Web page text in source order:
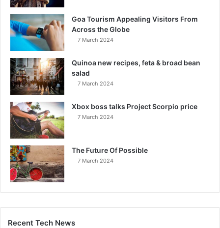
Goa Tourism Appealing Visitors From
Across the Globe
7 March 2024
Quinoa new recipes, feta & broad bean
salad
7 March 2024
Xbox boss talks Project Scorpio price
7 March 2024
The Future Of Possible
7 March 2024
Recent Tech News